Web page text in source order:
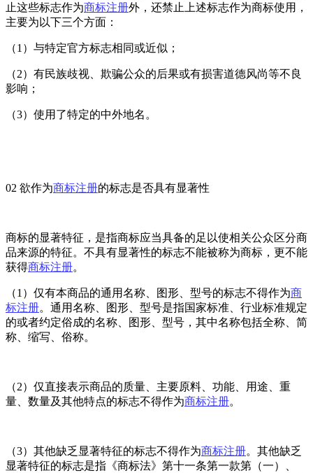
止这些标志作为商标注册外，还禁止上述标志作为商标使用，
主要为以下三个方面：
（1）与特定官方标志相同或近似；
（2）有民族歧视、欺骗公众的后果或有损害道德风尚等不良
影响；
（3）使用了特定的中外地名。
02 欲作为商标注册的标志是否具有显著性
商标的显著特征，是指商标应当具备的足以使相关公众区分商
品来源的特征。不具有显著性的标志不能被称为商标，更不能
获得商标注册。
（1）仅有本商品的通用名称、图形、型号的标志不得作为商
标注册。通用名称、图形、型号是指国家标准、行业标准规定
的或者约定俗成的名称、图形、型号，其中名称包括全称、简
称、缩写、俗称。
（2）仅直接表示商品的质量、主要原料、功能、用途、重
量、数量及其他特点的标志不得作为商标注册。
（3）其他缺乏显著特征的标志不得作为商标注册。其他缺乏
显著特征的标志是指《商标法》第十一条第一款第（一）、